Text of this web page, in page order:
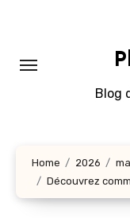
Blog
Home 2026
Découvrez